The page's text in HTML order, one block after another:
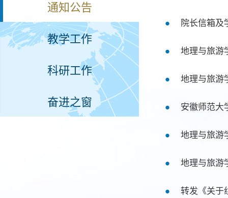
通知公告
教学工作
科研工作
奋进之窗
院长信箱及
地理与旅游
安徽师范大
地理与旅游
地理与旅游
转发《关于